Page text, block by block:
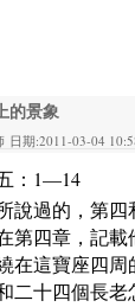
的景象
日期:2011-03-04
：1—14
說過的，第
第四章，記
在這寶座四
二十四個長老